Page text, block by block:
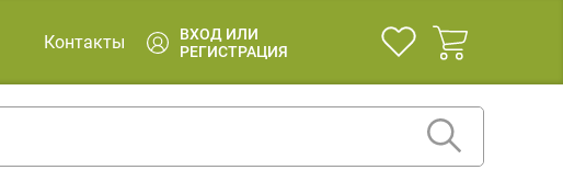
Контакты
ВХОД ИЛИ
РЕГИСТРАЦИЯ